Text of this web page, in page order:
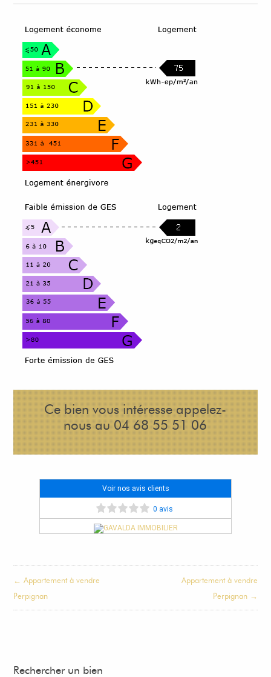
Ce bien vous intéresse appelez-
nous au 04 68 55 51 06
Voir nos avis clients
0 avis
← Appartement à vendre
Perpignan
Appartement à vendre
Perpignan →
Rechercher un bien